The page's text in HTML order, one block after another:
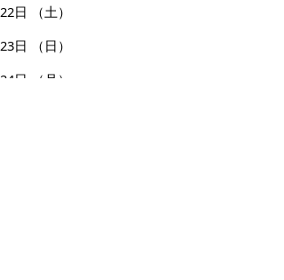
22日
（土）
23日
（日）
24日
（月）